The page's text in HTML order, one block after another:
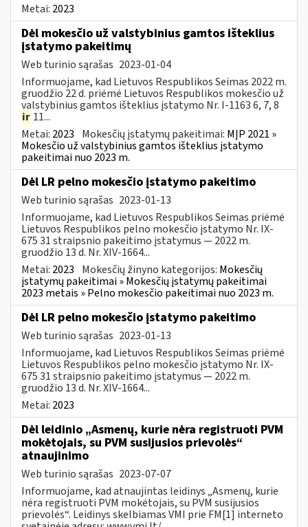
Metai: 2023
Dėl mokesčio už valstybinius gamtos išteklius
įstatymo pakeitimų
Web turinio sąrašas 2023-01-04
Informuojame, kad Lietuvos Respublikos Seimas 2022 m.
gruodžio 22 d. priėmė Lietuvos Respublikos mokesčio už
valstybinius gamtos išteklius įstatymo Nr. I-1163 6, 7, 8
ir 11...
Metai: 2023 Mokesčių įstatymų pakeitimai: MĮP 2021 »
Mokesčio už valstybinius gamtos išteklius įstatymo
pakeitimai nuo 2023 m.
Dėl LR pelno mokesčio įstatymo pakeitimo
Web turinio sąrašas 2023-01-13
Informuojame, kad Lietuvos Respublikos Seimas priėmė
Lietuvos Respublikos pelno mokesčio įstatymo Nr. IX-
675 31 straipsnio pakeitimo įstatymus — 2022 m.
gruodžio 13 d. Nr. XIV-1664...
Metai: 2023 Mokesčių žinyno kategorijos: Mokesčių
įstatymų pakeitimai » Mokesčių įstatymų pakeitimai
2023 metais » Pelno mokesčio pakeitimai nuo 2023 m.
Dėl LR pelno mokesčio įstatymo pakeitimo
Web turinio sąrašas 2023-01-13
Informuojame, kad Lietuvos Respublikos Seimas priėmė
Lietuvos Respublikos pelno mokesčio įstatymo Nr. IX-
675 31 straipsnio pakeitimo įstatymus — 2022 m.
gruodžio 13 d. Nr. XIV-1664...
Metai: 2023
Dėl leidinio „Asmenų, kurie nėra registruoti PVM
mokėtojais, su PVM susijusios prievolės“
atnaujinimo
Web turinio sąrašas 2023-07-07
Informuojame, kad atnaujintas leidinys „Asmenų, kurie
nėra registruoti PVM mokėtojais, su PVM susijusios
prievolės“. Leidinys skelbiamas VMI prie FM[1] interneto